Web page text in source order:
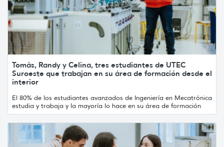
Tomás, Randy y Celina, tres estudiantes de UTEC
Suroeste que trabajan en su área de formación desde el
interior
El 80% de los estudiantes avanzados de Ingeniería en Mecatrónica
estudia y trabaja y la mayoría lo hace en su área de formación